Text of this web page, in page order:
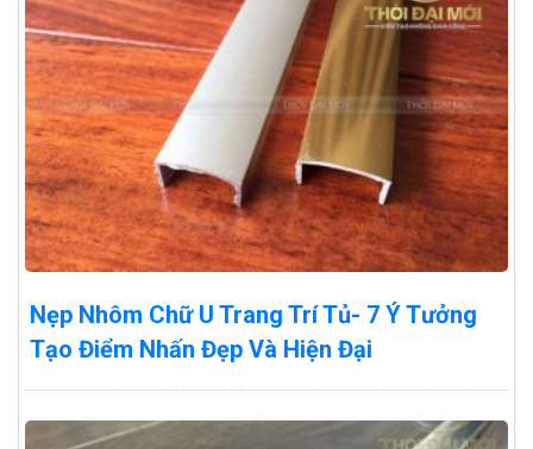
Nẹp Nhôm Chữ U Trang Trí Tủ- 7 Ý Tưởng
Tạo Điểm Nhấn Đẹp Và Hiện Đại